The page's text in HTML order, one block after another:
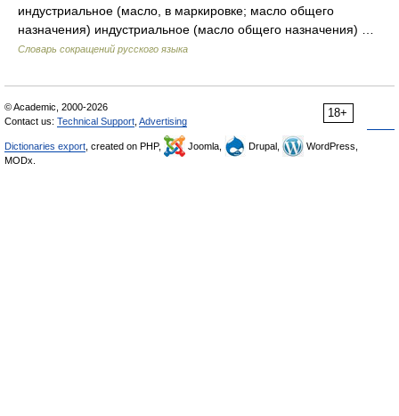
индустриальное (масло, в маркировке; масло общего
назначения) индустриальное (масло общего назначения) …
Словарь сокращений русского языка
18+
© Academic, 2000-2026
Contact us: Technical Support Advertising
Dictionaries export , created on PHP, Joomla, Drupal,
WordPress,
MODx.